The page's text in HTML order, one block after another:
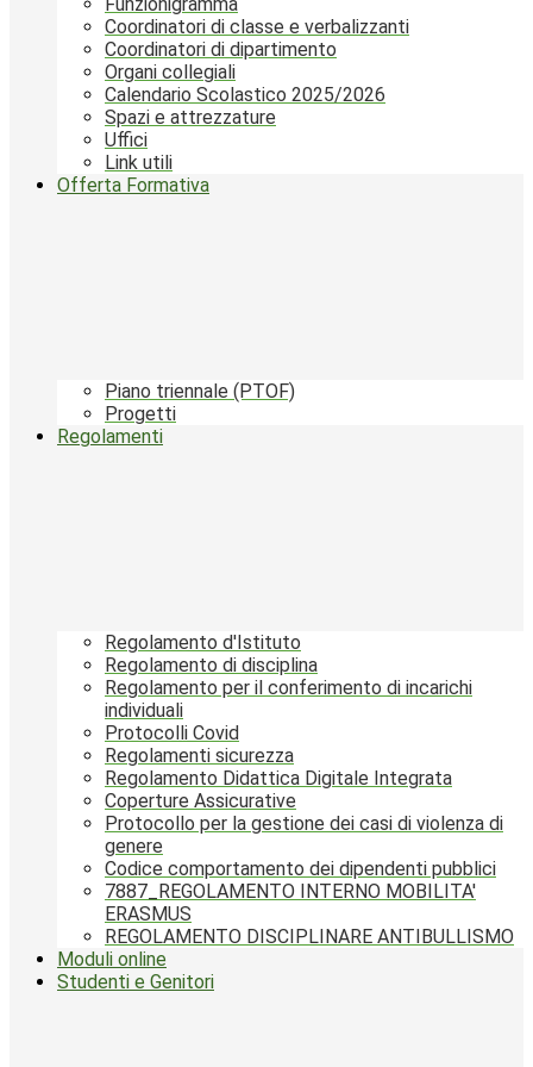
Funzionigramma
Coordinatori di classe e verbalizzanti
Coordinatori di dipartimento
Organi collegiali
Calendario Scolastico 2025/2026
Spazi e attrezzature
Uffici
Link utili
Offerta Formativa
Piano triennale (PTOF)
Progetti
Regolamenti
Regolamento d'Istituto
Regolamento di disciplina
Regolamento per il conferimento di incarichi
individuali
Protocolli Covid
Regolamenti sicurezza
Regolamento Didattica Digitale Integrata
Coperture Assicurative
Protocollo per la gestione dei casi di violenza di
genere
Codice comportamento dei dipendenti pubblici
7887_REGOLAMENTO INTERNO MOBILITA'
ERASMUS
REGOLAMENTO DISCIPLINARE ANTIBULLISMO
Moduli online
Studenti e Genitori